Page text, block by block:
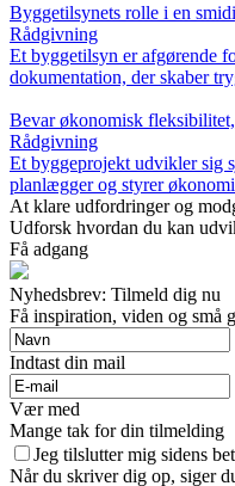
Byggetilsynets rolle i en
Rådgivning
Et byggetilsyn er afgørende
dokumentation, der skaber
Bevar økonomisk
Rådgivning
Et byggeprojekt udvikler sig
planlægger og styrer
At klare udfordringer og
Udforsk hvordan du kan
Få adgang
Nyhedsbrev: Tilmeld dig nu
Få inspiration, viden og små
Indtast din mail
Vær med
Mange tak for din tilmelding
Jeg tilslutter mig sidens
Når du skriver dig op, siger